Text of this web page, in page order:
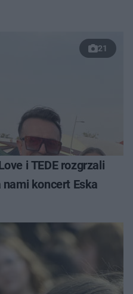
21
i TEDE rozgrzali
nami koncert Eska